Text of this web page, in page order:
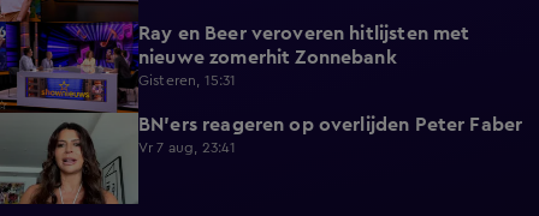
4:47
Ray en Beer veroveren hitlijsten met
nieuwe zomerhit Zonnebank
Gisteren, 15:31
BN'ers reageren op overlijden Peter Faber
Vr 7 aug, 23:41